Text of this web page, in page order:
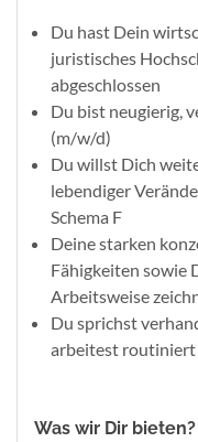
Du hast Dein
juristisches
abgeschlossen
Du bist neugierig,
(m/w/d)
Du willst Dich
lebendiger
Schema F
Deine starken
Fähigkeiten sowie
Arbeitsweise
Du sprichst
arbeitest routiniert
Was wir Dir